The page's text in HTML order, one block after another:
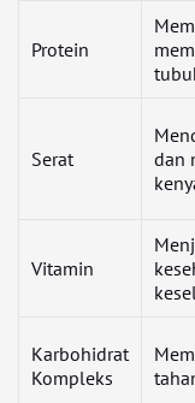
Protein
Serat
dan
Vitamin
Karbohidrat
Kompleks